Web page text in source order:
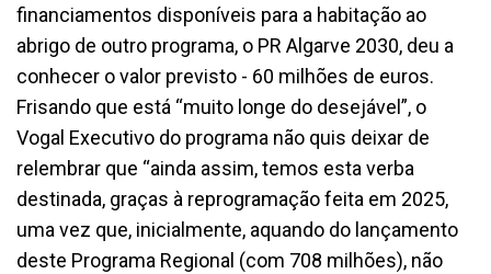
financiamentos disponíveis para a habitação ao
abrigo de outro programa, o PR Algarve 2030, deu a
conhecer o valor previsto - 60 milhões de euros.
Frisando que está “muito longe do desejável”, o
Vogal Executivo do programa não quis deixar de
relembrar que “ainda assim, temos esta verba
destinada, graças à reprogramação feita em 2025,
uma vez que, inicialmente, aquando do lançamento
deste Programa Regional (com 708 milhões), não